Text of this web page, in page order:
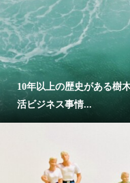
10年以上の歴史がある樹
活ビジネス事情...